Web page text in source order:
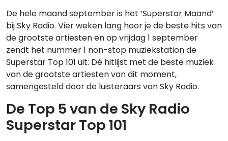
De hele maand september is het ‘Superstar Maand’
bij Sky Radio. Vier weken lang hoor je de beste hits van
de grootste artiesten en op vrijdag 1 september
zendt het nummer 1 non-stop muziekstation de
Superstar Top 101 uit: Dé hitlijst met de beste muziek
van de grootste artiesten van dit moment,
samengesteld door de luisteraars van Sky Radio.
De Top 5 van de Sky Radio
Superstar Top 101